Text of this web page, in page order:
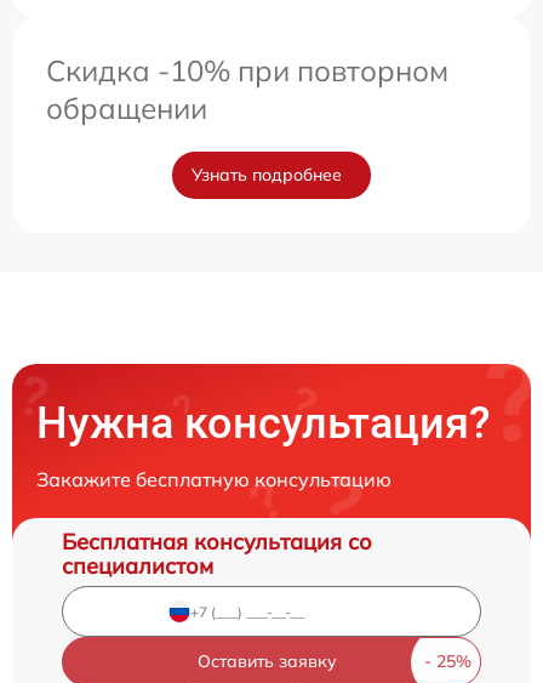
Скидка -10% при повторном
обращении
Узнать подробнее
Нужна консультация?
Закажите бесплатную консультацию
Бесплатная консультация со
специалистом
Оставить заявку